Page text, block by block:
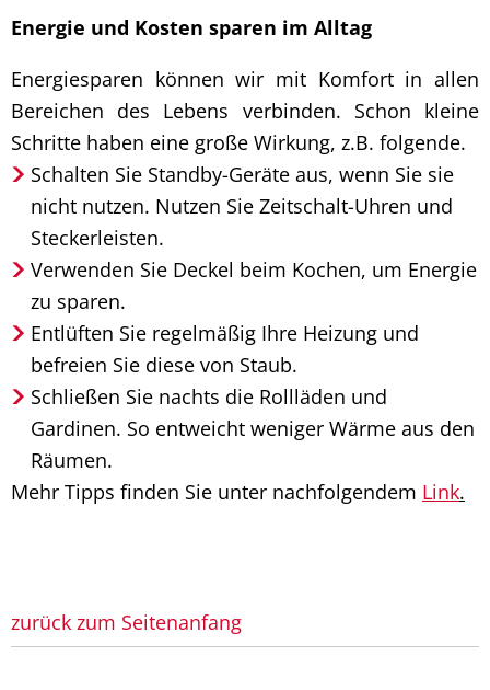
Energie und Kosten sparen im Alltag
Energiesparen können wir mit Komfort in allen
Bereichen des Lebens verbinden. Schon kleine
Schritte haben eine große Wirkung, z.B. folgende.
Schalten Sie Standby-Geräte aus, wenn Sie sie
nicht nutzen. Nutzen Sie Zeitschalt-Uhren und
Steckerleisten.
Verwenden Sie Deckel beim Kochen, um Energie
zu sparen.
Entlüften Sie regelmäßig Ihre Heizung und
befreien Sie diese von Staub.
Schließen Sie nachts die Rollläden und
Gardinen. So entweicht weniger Wärme aus den
Räumen.
Mehr Tipps finden Sie unter nachfolgendem Link.
zurück zum Seitenanfang